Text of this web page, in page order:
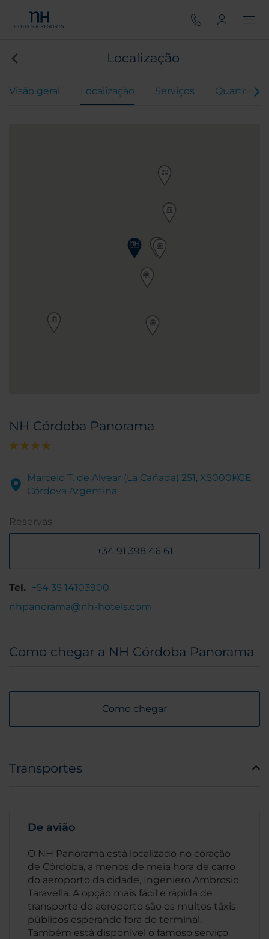
Localização
Visão geral Localização Serviços Quartos
NH Córdoba Panorama
Marcelo T. de Alvear (La Cañada) 251, X5000KGE
Córdova Argentina
Reservas
+34 91 398 46 61
Tel. +54 35 14103900
nhpanorama@nh-hotels.com
Como chegar a NH Córdoba Panorama
Como chegar
Transportes
De avião
O NH Panorama está localizado no coração
de Córdoba, a menos de meia hora de carro
do aeroporto da cidade, Ingeniero Ambrosio
Taravella. A opção mais fácil e rápida de
transporte do aeroporto são os muitos táxis
públicos esperando fora do terminal.
Também está disponível o famoso serviço